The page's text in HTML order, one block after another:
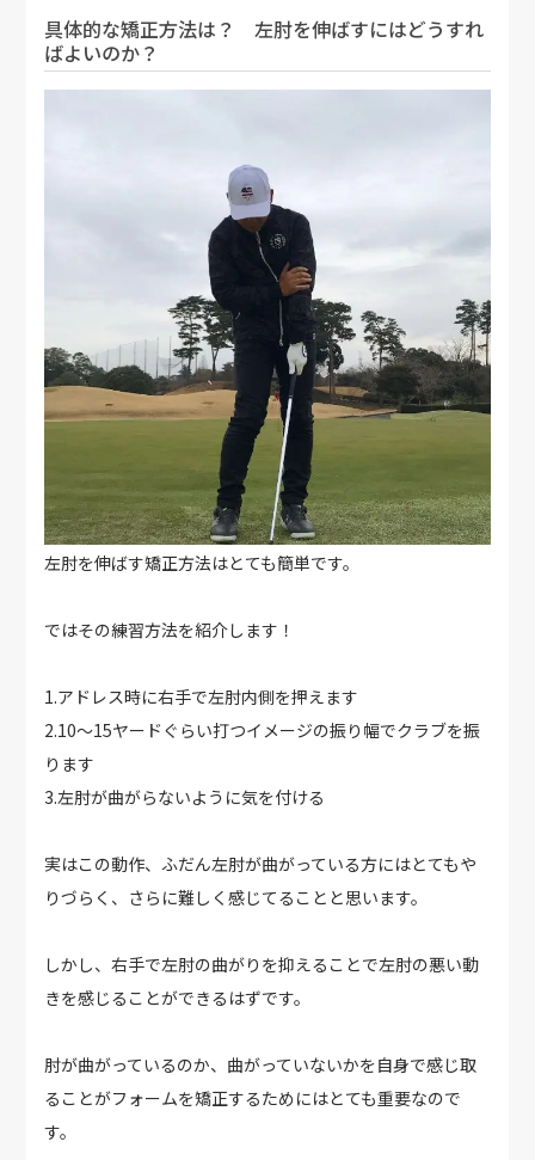
具体的な矯正方法は？ 左肘を伸ばすにはどうすれ
ばよいのか？
左肘を伸ばす矯正方法はとても簡単です。
ではその練習方法を紹介します！
1.アドレス時に右手で左肘内側を押えます
2.10～15ヤードぐらい打つイメージの振り幅でクラブを振
ります
3.左肘が曲がらないように気を付ける
実はこの動作、ふだん左肘が曲がっている方にはとてもや
りづらく、さらに難しく感じてることと思います。
しかし、右手で左肘の曲がりを抑えることで左肘の悪い動
きを感じることができるはずです。
肘が曲がっているのか、曲がっていないかを自身で感じ取
ることがフォームを矯正するためにはとても重要なので
す。